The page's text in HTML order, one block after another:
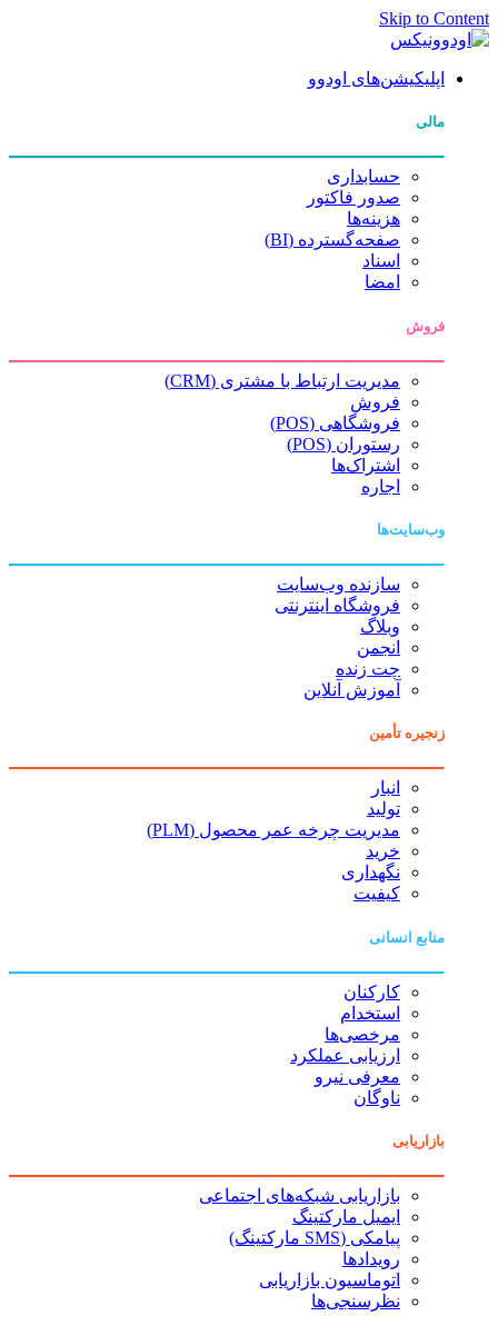
Skip to Content
اپلیکیشن‌های اودوو
مالی
حسابداری
صدور فاکتور
هزینه‌ها
صفحه‌گسترده (BI)
اسناد
امضا
فروش
مدیریت ارتباط با مشتری (CRM)
فروش
فروشگاهی (POS)
رستوران (POS)
اشتراک‌ها
اجاره
وب‌سایت‌ها
سازنده وب‌سایت
فروشگاه اینترنتی
وبلاگ
انجمن
چت زنده
آموزش آنلاین
زنجیره تأمین
انبار
تولید
مدیریت چرخه عمر محصول (PLM)
خرید
نگهداری
کیفیت
منابع انسانی
کارکنان
استخدام
مرخصی‌ها
ارزیابی عملکرد
معرفی نیرو
ناوگان
بازاریابی
بازاریابی شبکه‌های اجتماعی
ایمیل مارکتینگ
پیامکی (SMS مارکتینگ)
رویدادها
اتوماسیون بازاریابی
نظرسنجی‌ها